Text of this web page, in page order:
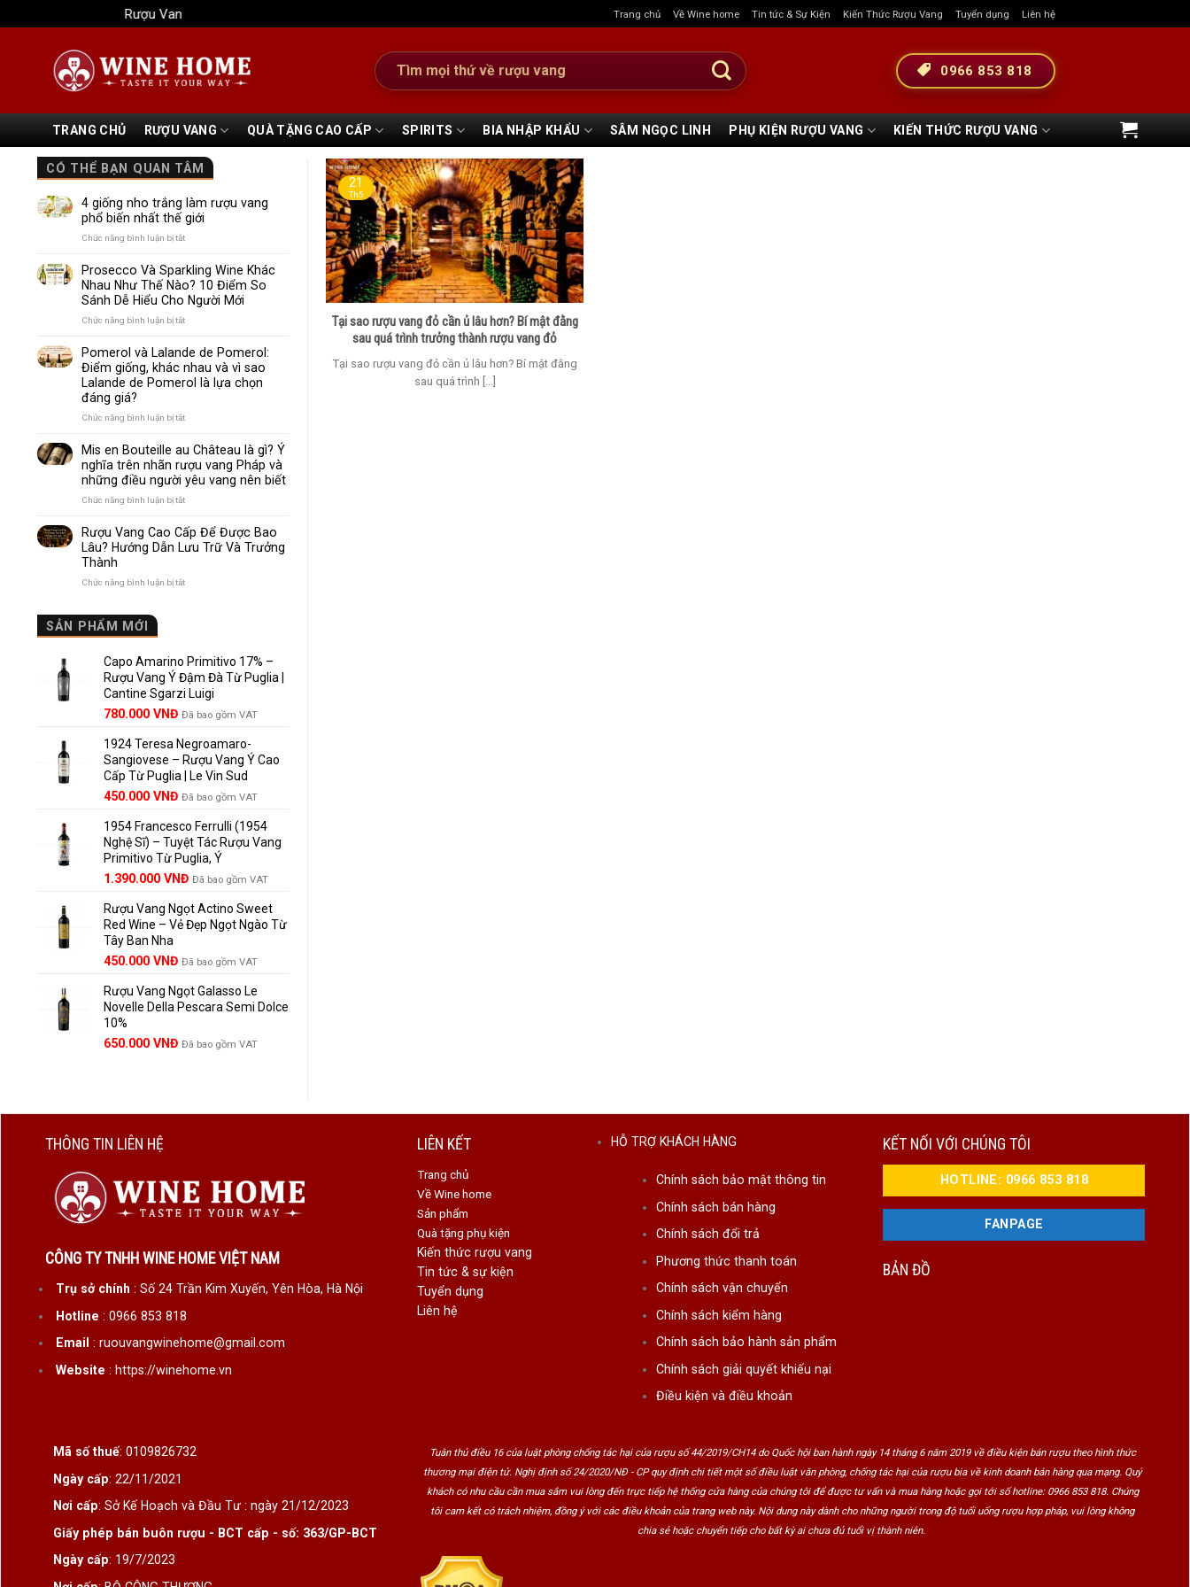
qua
Rượu Vang Wine Home Trang chủ Về Wine home Tin tức & Sự Kiện Kiến Thức Rượu Vang Tuyển dụng Liên hệ
Tìm
kiếm:
0966 853 818
TRANG CHỦ RƯỢU VANG QUÀ TẶNG CAO CẤP SPIRITS BIA NHẬP KHẨU SÂM NGỌC LINH PHỤ KIỆN RƯỢU VANG KIẾN THỨC RƯỢU VANG
CÓ THỂ BẠN QUAN TÂM
4 giống nho trắng làm rượu vang
phổ biến nhất thế giới
Chức năng bình luận bị tắtở
giống
nho
trắng
làm
biến
nhất
thế
Prosecco Và Sparkling Wine Khác
Nhau Như Thế Nào? 10 Điểm So
Sánh Dễ Hiểu Cho Người Mới
Chức năng bình luận bị tắtở
Và
Sparkling
Wine
Khác
10
Điểm
So
Dễ
Cho
Người
Pomerol và Lalande de Pomerol:
Điểm giống, khác nhau và vì sao
Lalande de Pomerol là lựa chọn
đáng giá?
Chức năng bình luận bị tắtở
Lalande
de
Pomerol:
nhau
và
chọn
đáng
giá?
Mis en Bouteille au Château là gì? Ý
nghĩa trên nhãn rượu vang Pháp và
những điều người yêu vang nên biết
Chức năng bình luận bị tắtở
en
Bouteille
au
rượu
vang
Pháp
và
những
yêu
vang
nên
Rượu Vang Cao Cấp Để Được Bao
Lâu? Hướng Dẫn Lưu Trữ Và Trưởng
Thành
Chức năng bình luận bị tắtở
Được
Bao
Lâu?
Hướng
Dẫn
Trữ
Và
Trưởng
Thành
SẢN PHẨM MỚI
Capo Amarino Primitivo 17% –
Rượu Vang Ý Đậm Đà Từ Puglia |
Cantine Sgarzi Luigi
Giá
là:
858.000 VNĐ.
780.000 VNĐGiá
tại
là:
780.000 VNĐ.
Đã bao gồm VAT
1924 Teresa Negroamaro-
Sangiovese – Rượu Vang Ý Cao
Cấp Từ Puglia | Le Vin Sud
Giá
là:
495.000 VNĐ.
450.000 VNĐGiá
tại
là:
450.000 VNĐ.
Đã bao gồm VAT
1954 Francesco Ferrulli (1954
Nghệ Sĩ) – Tuyệt Tác Rượu Vang
Primitivo Từ Puglia, Ý
Giá
là:
1.529.000 VNĐ.
1.390.000 VNĐGiá
tại
là:
Đã bao gồm VAT
Rượu Vang Ngọt Actino Sweet
Red Wine – Vẻ Đẹp Ngọt Ngào Từ
Tây Ban Nha
450.000 VNĐ Đã bao gồm VAT
Rượu Vang Ngọt Galasso Le
Novelle Della Pescara Semi Dolce
10%
650.000 VNĐ Đã bao gồm VAT
Tại sao rượu vang đỏ cần ủ lâu hơn? Bí mật đằng
sau quá trình trưởng thành rượu vang đỏ
Tại sao rượu vang đỏ cần ủ lâu hơn? Bí mật đằng
sau quá trình [...]
21
Th5
THÔNG TIN LIÊN HỆ
CÔNG TY TNHH WINE HOME VIỆT NAM
Trụ sở chính : Số 24 Trần Kim Xuyến, Yên Hòa, Hà Nội
Hotline : 0966 853 818
Email : ruouvangwinehome@gmail.com
Website : https://winehome.vn
LIÊN KẾT
Trang chủ
Về Wine home
Sản phẩm
Quà tặng phụ kiện
Kiến thức rượu vang
Tin tức & sự kiện
Tuyển dụng
Liên hệ
HỖ TRỢ KHÁCH HÀNG
Chính sách bảo mật thông tin
Chính sách bán hàng
Chính sách đổi trả
Phương thức thanh toán
Chính sách vận chuyển
Chính sách kiểm hàng
Chính sách bảo hành sản phẩm
Chính sách giải quyết khiếu nại
Điều kiện và điều khoản
KẾT NỐI VỚI CHÚNG TÔI
HOTLINE: 0966 853 818
FANPAGE
BẢN ĐỒ
Mã số thuế: 0109826732
Ngày cấp: 22/11/2021
Nơi cấp: Sở Kế Hoạch và Đầu Tư : ngày 21/12/2023
Giấy phép bán buôn rượu - BCT cấp - số: 363/GP-BCT
Ngày cấp: 19/7/2023
Tuân thủ điều 16 của luật phòng chống tác hại của rượu số 44/2019/CH14 do Quốc hội ban hành ngày 14 tháng 6 năm 2019 về điều kiện bán rượu theo hình thức
thương mại điện tử. Nghị định số 24/2020/NĐ - CP quy định chi tiết một số điều luật văn phòng, chống tác hại của rượu bia về kinh doanh bán hàng qua mạng. Quý
khách có nhu cầu cần mua sắm vui lòng đến trực tiếp hệ thống cửa hàng của chúng tôi để được tư vấn và mua hàng hoặc gọi tới số hotline: 0966 853 818. Chúng
tôi cam kết có trách nhiệm, đồng ý với các điều khoản của trang web này. Nội dung này dành cho những người trong độ tuổi uống rượu hợp pháp, vui lòng không
chia sẻ hoặc chuyển tiếp cho bất kỳ ai chưa đủ tuổi vị thành niên.